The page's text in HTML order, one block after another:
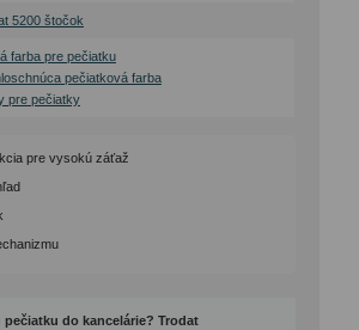
5200 štočok
farba pre pečiatku
pečiatková farba
pre pečiatky
pre vysokú záťaž
do kancelárie? Trodat